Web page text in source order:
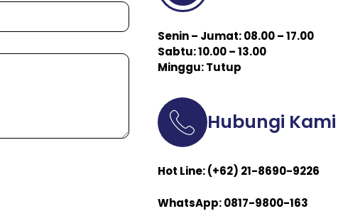
Senin – Jumat: 08.00 – 17.00
Sabtu: 10.00 – 13.00
Minggu: Tutup
Hubungi Kami
Hot Line: (+62) 21-8690-9226
WhatsApp: 0817-9800-163